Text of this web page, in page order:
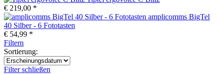
€ 219,00 *
amplicomms BigTel
40 Silber - 6 Fototasten
€ 54,99 *
Filtern
Sortierung:
Filter schließen